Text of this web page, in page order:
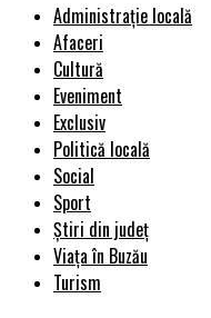
Administrație locală
Afaceri
Cultură
Eveniment
Exclusiv
Politică locală
Social
Sport
Știri din județ
Viața în Buzău
Turism